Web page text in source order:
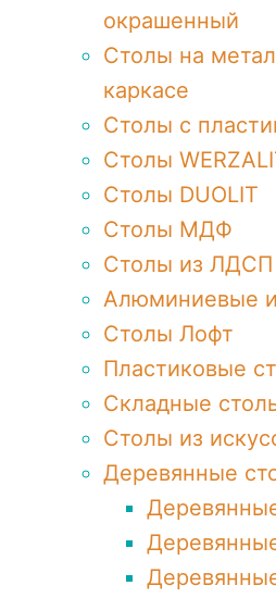
окрашенный
Столы на
каркасе
Столы с
Столы
Столы DUOLIT
Столы МДФ
Столы из ЛДСП
Алюминиевые
Столы Лофт
Пластиковые
Складные
Столы из
Деревянные